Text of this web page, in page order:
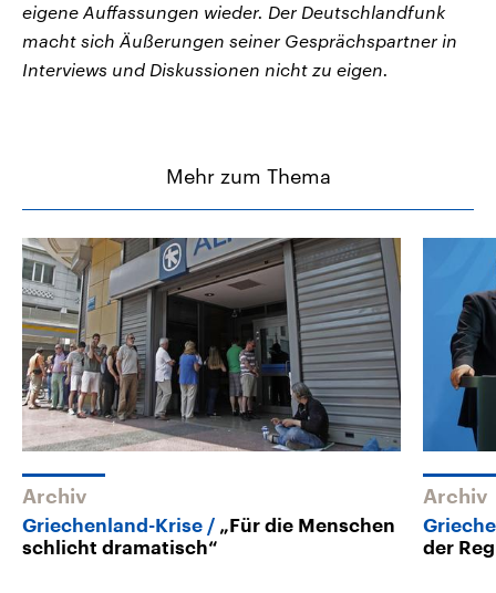
eigene Auffassungen wieder. Der Deutschlandfunk
macht sich Äußerungen seiner Gesprächspartner in
Interviews und Diskussionen nicht zu eigen.
Mehr zum Thema
Archiv
Griechenland-Krise
„Für die Menschen
schlicht dramatisch“
Archiv
der